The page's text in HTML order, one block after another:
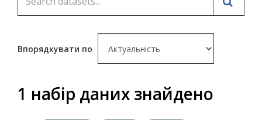
Впорядкувати по
1 набір даних знайдено